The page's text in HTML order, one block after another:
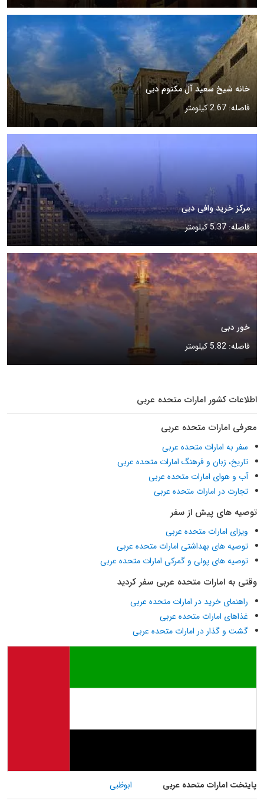
خانه شیخ سعید آل مکتوم دبی
فاصله: 2.67 کیلومتر
مرکز خرید وافی دبی
فاصله: 5.37 کیلومتر
خور دبی
فاصله: 5.82 کیلومتر
اطلاعات کشور امارات متحده عربی
معرفی امارات متحده عربی
سفر به امارات متحده عربی
تاریخ، زبان و فرهنگ امارات متحده عربی
آب و هوای امارات متحده عربی
تجارت در امارات متحده عربی
توصیه های پیش از سفر
ویزای امارات متحده عربی
توصیه های بهداشتی امارات متحده عربی
توصیه های پولی و گمرکی امارات متحده عربی
وقتی به امارات متحده عربی سفر کردید
راهنمای خرید در امارات متحده عربی
غذاهای امارات متحده عربی
گشت و گذار در امارات متحده عربی
پایتخت امارات متحده عربی ابوظبی